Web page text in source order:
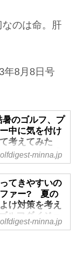
のは命。肝
年8月8日号
のゴルフ、プ
中に気を付け
考えてみた
ァー応援隊】
フダイジェス
指すゴルファー
報を発信する
ルファー応援
に就任したシング
minna.jp
てきやすいの
ファー? 夏の
け対策を考え
ルフダイジェ
minna.jp